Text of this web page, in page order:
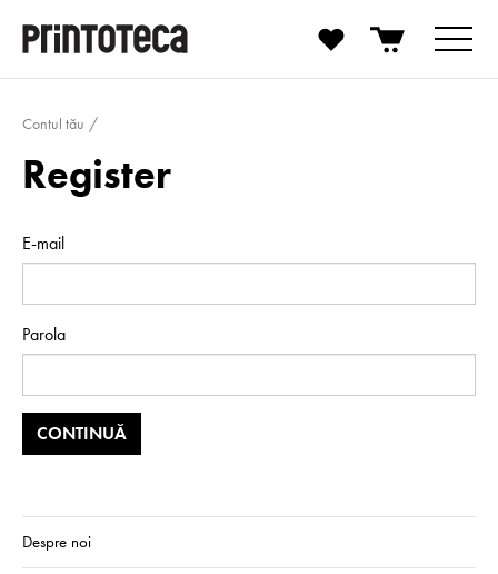
Contul tău
Register
E-mail
Parola
Despre noi